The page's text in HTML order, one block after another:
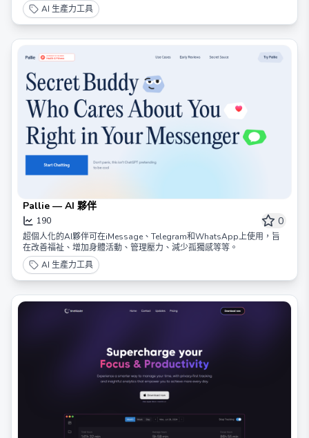
AI 生產力工具
Pallie — AI 夥伴
190 0
超個人化的AI夥伴可在iMessage、Telegram和WhatsApp上使用，旨
在改善福祉、增加身體活動、管理壓力、減少孤獨感等等。
AI 生產力工具